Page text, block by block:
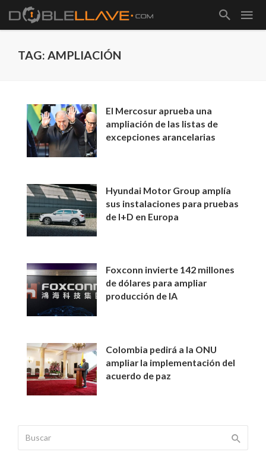
TAG: AMPLIACIÓN
El Mercosur aprueba una
ampliación de las listas de
excepciones arancelarias
Hyundai Motor Group amplía
sus instalaciones para pruebas
de I+D en Europa
Foxconn invierte 142 millones
de dólares para ampliar
producción de IA
Colombia pedirá a la ONU
ampliar la implementación del
acuerdo de paz